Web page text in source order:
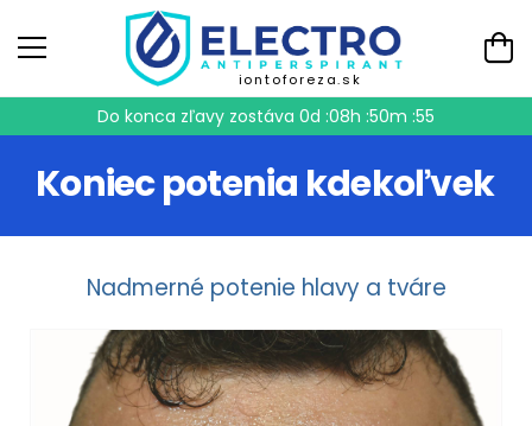
iontoforeza.sk
Do konca zľavy zostáva 0d :08h :50m :55
Koniec potenia kdekoľvek
Nadmerné potenie hlavy a tváre